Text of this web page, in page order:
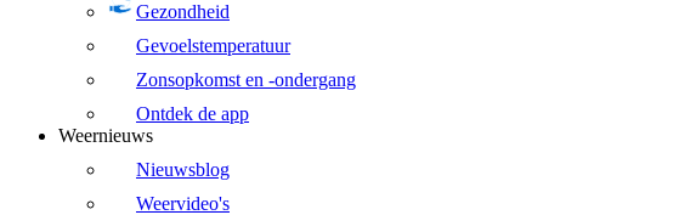
Gezondheid
Gevoelstemperatuur
Zonsopkomst en -ondergang
Ontdek de app
Weernieuws
Nieuwsblog
Weervideo's